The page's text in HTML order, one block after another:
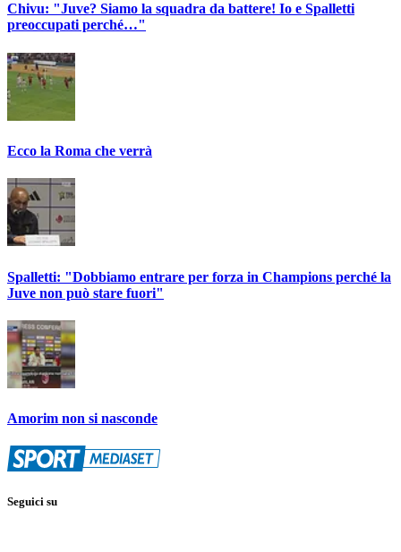
Chivu: "Juve? Siamo la squadra da battere! Io e Spalletti
preoccupati perché…"
Ecco la Roma che verrà
Spalletti: "Dobbiamo entrare per forza in Champions perché la
Juve non può stare fuori"
Amorim non si nasconde
Seguici su